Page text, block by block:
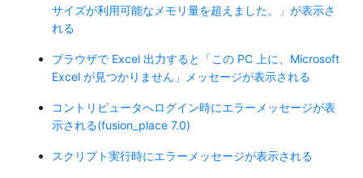
サイズが利用可能なメモリ量を超えました。」が表示さ
れる
ブラウザで Excel 出力すると「この PC 上に、Microsoft
Excel が見つかりません」メッセージが表示される
コントリビュータへログイン時にエラーメッセージが表
示される(fusion_place 7.0)
スクリプト実行時にエラーメッセージが表示される